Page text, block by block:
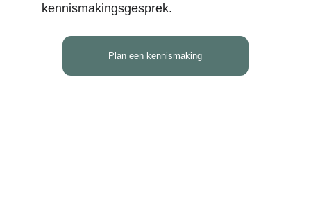
Plan een kennismaking
kennismakingsgesprek.